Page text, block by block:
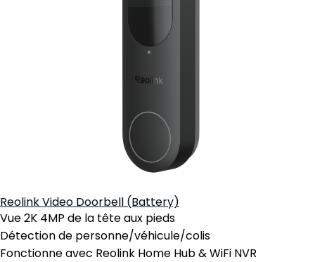
Reolink Video Doorbell (Battery)
Vue 2K 4MP de la tête aux pieds
Détection de personne/véhicule/colis
Fonctionne avec Reolink Home Hub & WiFi NVR